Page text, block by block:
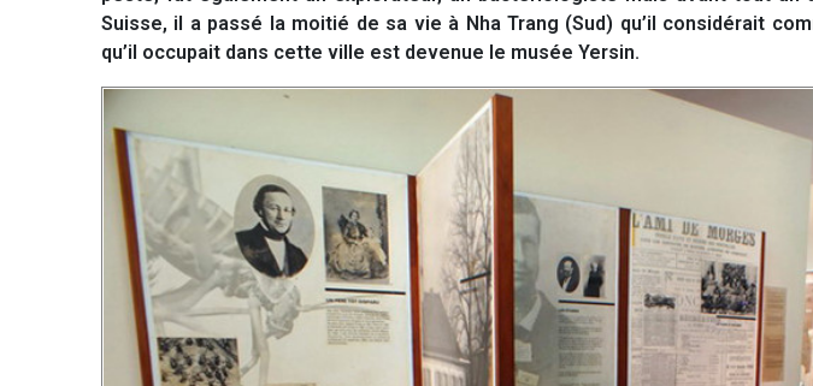
Suisse, il a passé la moitié de sa vie à Nha Trang (Sud) qu’il considérait
qu’il occupait dans cette ville est devenue le musée Yersin.